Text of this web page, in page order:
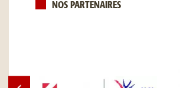
NOS PARTENAIRES